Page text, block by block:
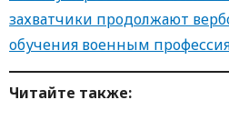
захватчики продолжают
обучения военным
Читайте также: